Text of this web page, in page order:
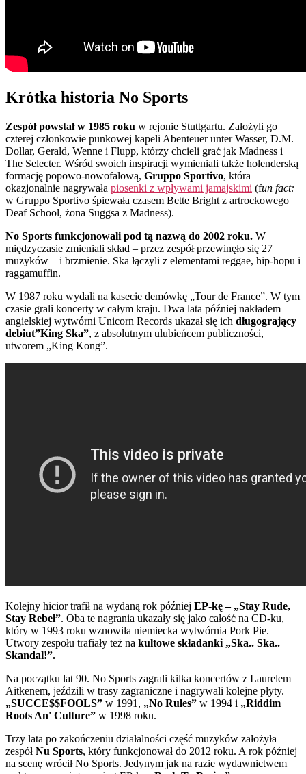
Krótka historia No Sports
Zespół powstał w 1985 roku w rejonie Stuttgartu. Założyli go
czterej członkowie punkowej kapeli Abenteuer unter Wasser, D.M.
Dollar, Gerald, Wenne i Flupp, którzy chcieli grać jak Madness i
The Selecter. Wśród swoich inspiracji wymieniali także holenderską
formację popowo-nowofalową, Gruppo Sportivo, która
okazjonalnie nagrywała piosenki z wpływami jamajskimi (fun fact:
w Gruppo Sportivo śpiewała czasem Bette Bright z artrockowego
Deaf School, żona Suggsa z Madness).
No Sports funkcjonowali pod tą nazwą do 2002 roku. W
międzyczasie zmieniali skład – przez zespół przewinęło się 27
muzyków – i brzmienie. Ska łączyli z elementami reggae, hip-hopu i
raggamuffin.
W 1987 roku wydali na kasecie demówkę „Tour de France”. W tym
czasie grali koncerty w całym kraju. Dwa lata później nakładem
angielskiej wytwórni Unicorn Records ukazał się ich długogrający
debiut”King Ska”, z absolutnym ulubieńcem publiczności,
utworem „King Kong”.
Kolejny hicior trafił na wydaną rok później EP-kę – „Stay Rude,
Stay Rebel”. Oba te nagrania ukazały się jako całość na CD-ku,
który w 1993 roku wznowiła niemiecka wytwórnia Pork Pie.
Utwory zespołu trafiały też na kultowe składanki „Ska.. Ska..
Skandal!”.
Na początku lat 90. No Sports zagrali kilka koncertów z Laurelem
Aitkenem, jeździli w trasy zagraniczne i nagrywali kolejne płyty.
„SUCCE$$FOOLS” w 1991, „No Rules” w 1994 i „Riddim
Roots An' Culture” w 1998 roku.
Trzy lata po zakończeniu działalności część muzyków założyła
zespółNu Sports, który funkcjonował do 2012 roku. A rok później
na scenę wrócił No Sports. Jedynym jak na razie wydawnictwem